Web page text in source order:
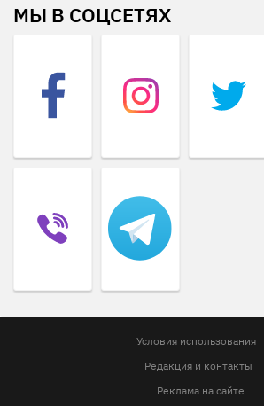
МЫ В СОЦСЕТЯХ
Условия использования
Редакция и контакты
Реклама на сайте